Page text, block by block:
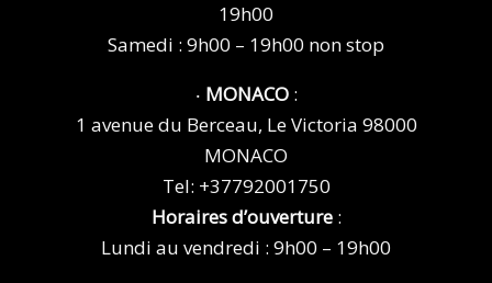
19h00
Samedi : 9h00 – 19h00 non stop
‧ MONACO:
1 avenue du Berceau, Le Victoria 98000
MONACO
Tel: +37792001750
Horaires d’ouverture:
Lundi au vendredi : 9h00 – 19h00